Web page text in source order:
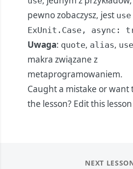
pewno zobaczysz, jest use
ExUnit.Case, async:
Uwaga: quote, alias, use
makra związane z
metaprogramowaniem.
Caught a mistake or
the lesson? Edit this
NEXT